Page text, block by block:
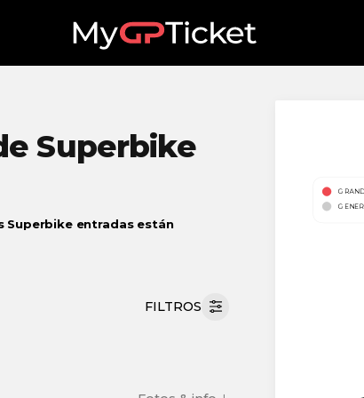
Superbike
Superbike entradas están
FILTROS